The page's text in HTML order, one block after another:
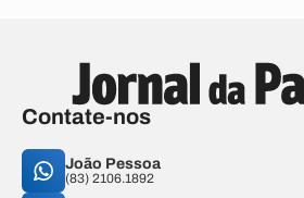
Contate-nos
João Pessoa
(83) 2106.1892